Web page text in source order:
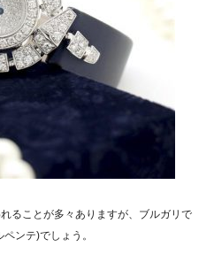
ることが多々ありますが、ブルガリで
ンテ)でしょう。